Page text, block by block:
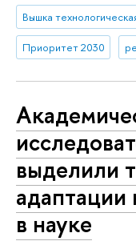
Вышка
Приоритет 2030
выделили
адаптации
в науке